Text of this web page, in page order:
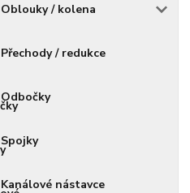
Oblouky / kolena
Přechody / redukce
Odbočky
Spojky
Kanálové nástavce